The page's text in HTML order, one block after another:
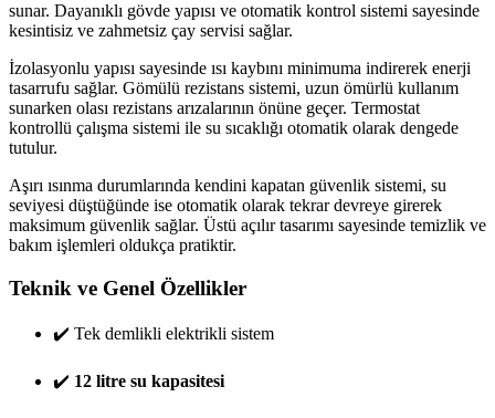
|
İzolasyonlu
Otomatik
Sistem
adet
sunar. Dayanıklı gövde yapısı ve otomatik kontrol sistemi sayesinde
kesintisiz ve zahmetsiz çay servisi sağlar.
İzolasyonlu yapısı sayesinde ısı kaybını minimuma indirerek enerji
tasarrufu sağlar. Gömülü rezistans sistemi, uzun ömürlü kullanım
sunarken olası rezistans arızalarının önüne geçer. Termostat
kontrollü çalışma sistemi ile su sıcaklığı otomatik olarak dengede
tutulur.
Aşırı ısınma durumlarında kendini kapatan güvenlik sistemi, su
seviyesi düştüğünde ise otomatik olarak tekrar devreye girerek
maksimum güvenlik sağlar. Üstü açılır tasarımı sayesinde temizlik ve
bakım işlemleri oldukça pratiktir.
Teknik ve Genel Özellikler
✔️ Tek demlikli elektrikli sistem
✔️ 12 litre su kapasitesi